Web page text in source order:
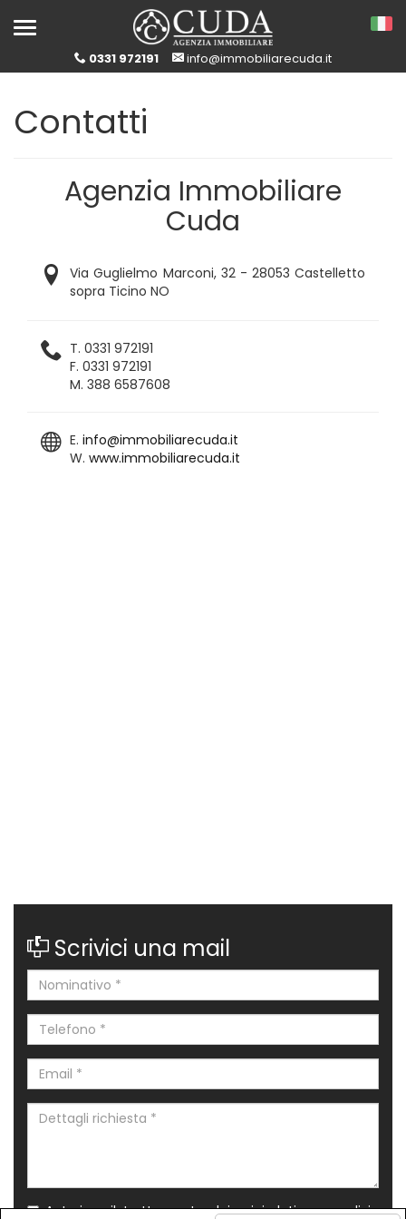
Toggle
0331 972191 info@immobiliarecuda.it
Contatti
Agenzia Immobiliare
Cuda
Via Guglielmo Marconi, 32 - 28053 Castelletto
sopra Ticino NO
T. 0331 972191
F. 0331 972191
M. 388 6587608
E.info@immobiliarecuda.it
W.www.immobiliarecuda.it
Scrivici una mail
Nominativo
*
Telefono
*
Email
*
Dettagli
richiesta
Autorizzo il trattamento dei miei dati personali in